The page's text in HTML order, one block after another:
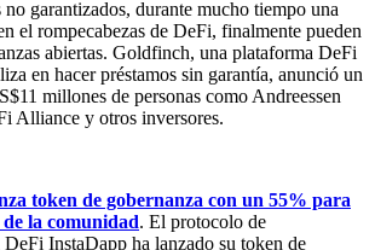
no garantizados, durante mucho tiempo una
el rompecabezas de DeFi, finalmente pueden
abiertas. Goldfinch, una plataforma DeFi
en hacer préstamos sin garantía, anunció un
millones de personas como Andreessen
Alliance y otros inversores.
token de gobernanza con un 55% para
la comunidad. El protocolo de
InstaDapp ha lanzado su token de